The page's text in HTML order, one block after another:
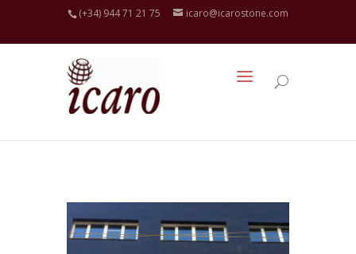
(+34) 944 71 21 75 icaro@icarostone.com